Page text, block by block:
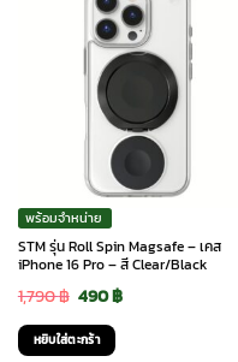
พร้อมจำหน่าย
STM รุ่น Roll Spin Magsafe – เคส
iPhone 16 Pro – สี Clear/Black
1,790฿ Original
price
490฿Current
หยิบใส่ตะกร้า